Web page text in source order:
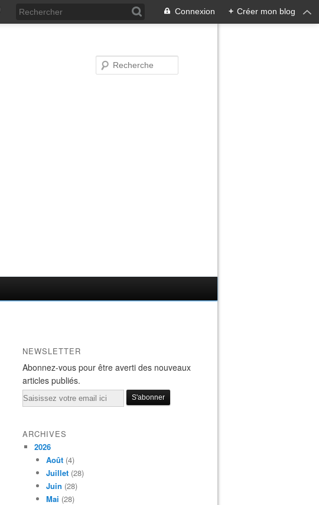
Connexion + Créer mon blog
NEWSLETTER
Abonnez-vous pour être averti des nouveaux
articles publiés.
Email
ARCHIVES
2026
Août (4)
Juillet (28)
Juin (28)
Mai (28)